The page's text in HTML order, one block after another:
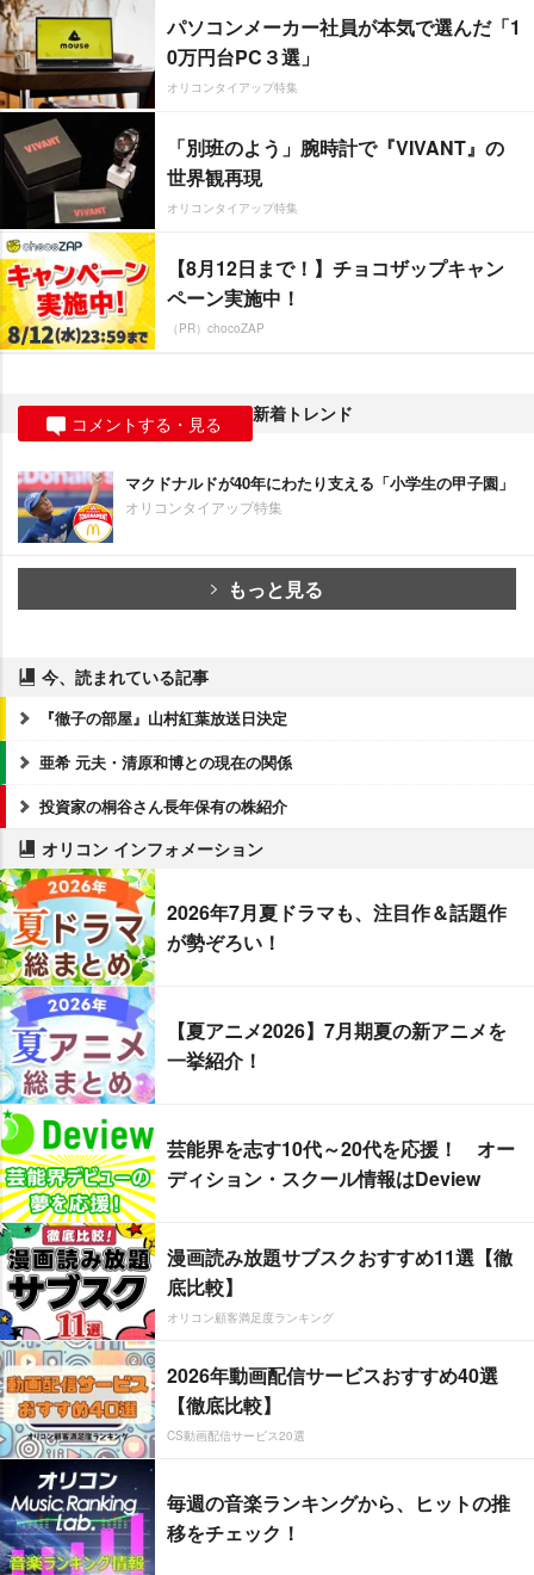
パソコンメーカー社員が本気で選んだ「1
0万円台PC３選」
オリコンタイアップ特集
「別班のよう」腕時計で『VIVANT』の
世界観再現
オリコンタイアップ特集
【8月12日まで！】チョコザップキャン
ペーン実施中！
（PR）chocoZAP
コメントする・見る 新着トレンド
マクドナルドが40年にわたり支える「小学生の甲子園」
オリコンタイアップ特集
もっと見る
今、読まれている記事
『徹子の部屋』山村紅葉放送日決定
亜希 元夫・清原和博との現在の関係
投資家の桐谷さん長年保有の株紹介
オリコン インフォメーション
2026年7月夏ドラマも、注目作＆話題作
が勢ぞろい！
【夏アニメ2026】7月期夏の新アニメを
一挙紹介！
芸能界を志す10代～20代を応援！ オー
ディション・スクール情報はDeview
漫画読み放題サブスクおすすめ11選【徹
底比較】
オリコン顧客満足度ランキング
2026年動画配信サービスおすすめ40選
【徹底比較】
CS動画配信サービス20選
毎週の音楽ランキングから、ヒットの推
移をチェック！